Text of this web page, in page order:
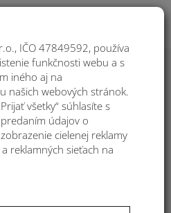
cookies na e-
a príbuzné technológie na
IČO 47849592, používa
funkčnosti webu a s
iného aj na
našich webových stránok.
všetky“ súhlasíte s
údajov o
cielenej reklamy
reklamných sieťach na